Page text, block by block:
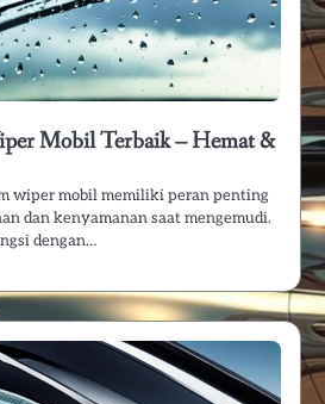
Mobil Terbaik – Hemat &
wiper mobil memiliki peran penting
dan kenyamanan saat mengemudi.
dengan…